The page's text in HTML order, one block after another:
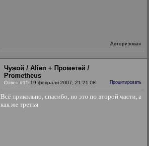
Авторизован
Чужой / Alien + Прометей /
Prometheus
Ответ #15 19 февраля 2007, 21:21:08 Процитировать
Всё прикольно, спасибо, но это по второй части, а
как же третья